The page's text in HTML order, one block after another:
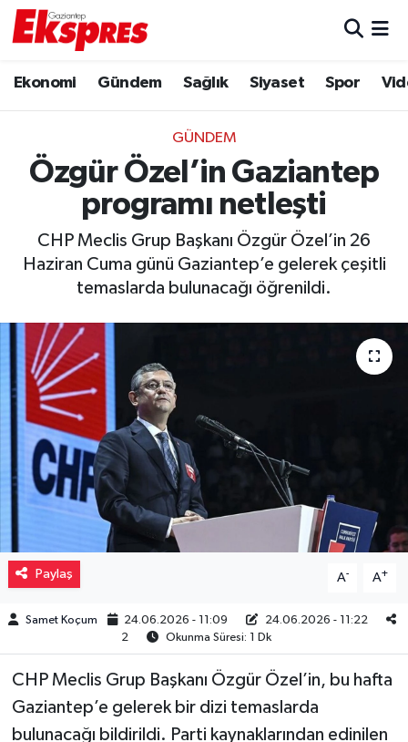
Ekonomi Gündem Sağlık Siyaset Spor
GÜNDEM
Özgür Özel’in Gaziantep
programı netleşti
CHP Meclis Grup Başkanı Özgür Özel’in 26
Haziran Cuma günü Gaziantep’e gelerek çeşitli
temaslarda bulunacağı öğrenildi.
Paylaş A- A+
Samet Koçum 24.06.2026 - 11:09
24.06.2026 - 11:22
2
Okunma Süresi: 1 Dk
CHP Meclis Grup Başkanı Özgür Özel’in, bu hafta
Gaziantep’e gelerek bir dizi temaslarda
bulunacağı bildirildi. Parti kaynaklarından edinilen
Ekonomi
Gaziantep son dakika
Genel
Gündem
Kültür Sanat
Magazin
Müzik
Piyasa
Resmi İlanlar
Sağlık
Sinemalar
Siyaset
Spor
Trafik Durumu
Puan Durumu ve Fikstür
Tüm Manşetler
Son Dakika Haberleri